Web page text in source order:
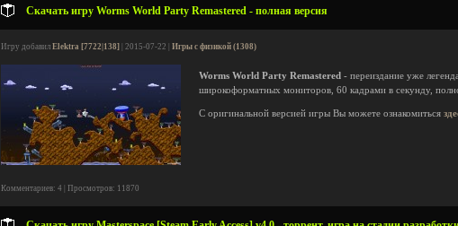
Скачать игру Worms World Party Remastered - полная версия
Игру добавил Elektra [7722|138] | 2015-07-22 | Игры с физикой (1308)
Worms World Party Remastered - переиздание уже
широкоформатных мониторов, 60 кадрами в секунду,
С оригинальной версией игры Вы можете ознакомиться
Комментариев: 4 | Просмотров: 11870